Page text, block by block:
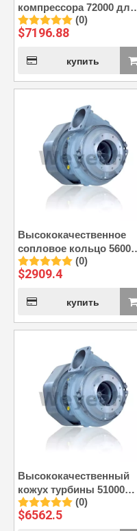
компрессора 72000 для
ABB A140-H65 turbo
(0)
$7196.88
купить
Высококачественное
сопловое кольцо 56001
подходит для
турбонагнетателя ABB
(0)
$2909.4
купить
Высококачественный
кожух турбины 51000
подходит для турбины
ABB A140-H65.
(0)
$6562.5